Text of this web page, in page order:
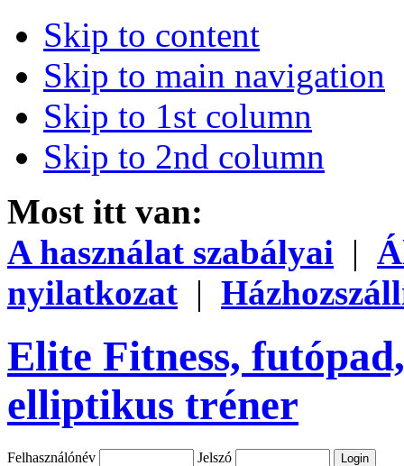
Skip to content
Skip to main navigation
Skip to 1st column
Skip to 2nd column
Most itt van:
A használat szabályai |
nyilatkozat |
Elite Fitness,
elliptikus tréner
Felhasználónév
Jelszó